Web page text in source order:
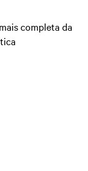
completa da